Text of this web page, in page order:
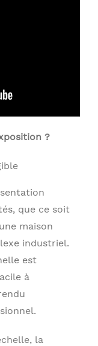
?
que ce soit
maison
industriel.
est
à
la